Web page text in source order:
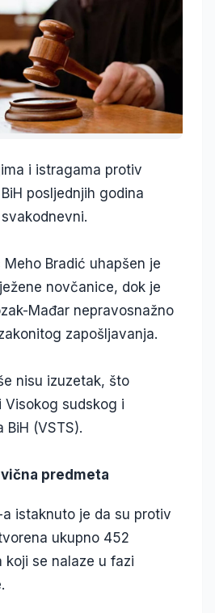
i istragama protiv
posljednjih godina
Bradić uhapšen je
novčanice, dok je
Mađar nepravosnažno
zapošljavanja.
nisu izuzetak, što
sudskog i
(VSTS).
predmeta
istaknuto je da su protiv
ukupno 452
koji se nalaze u fazi